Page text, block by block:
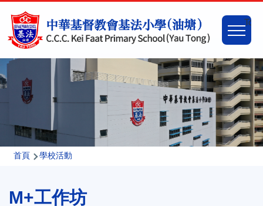
Main
導
連
首頁 學校活動
M+工作坊